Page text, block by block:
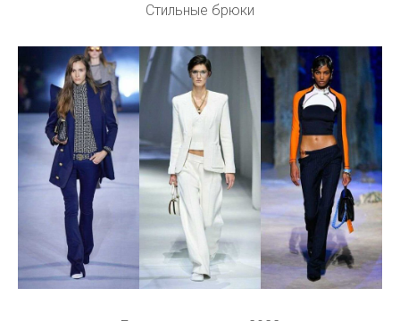
Стильные брюки